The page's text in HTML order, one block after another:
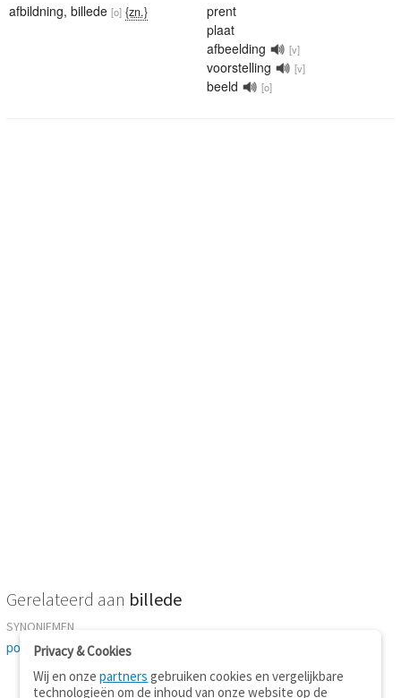
afbildning, billede [o] {zn.}
prent
plaat
afbeelding
[v]
voorstelling [v]
beeld [o]
Gerelateerd aan billede
SYNONIEMEN
portræt-afbildning
Privacy & Cookies
Wij en onzepartners gebruiken cookies en vergelijkbare
technologieën om de inhoud van onze website op de